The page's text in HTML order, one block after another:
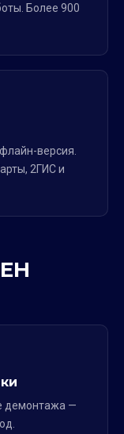
Более 900
версия.
2ГИС и
демонтажа —